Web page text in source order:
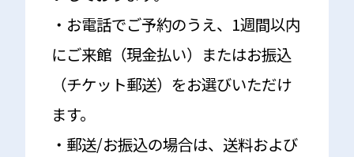
・お電話でご予約のうえ、 1週間以内
にご来館（現金払い）またはお振込
（チケット郵送）をお選びいただけ
ます。
・郵送/お振込の場合は、送料および